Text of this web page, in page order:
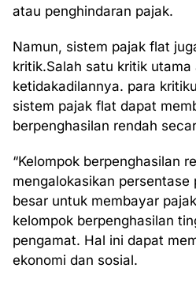
atau penghindaran pajak.
Namun, sistem pajak flat
kritik.Salah satu kritik utama
ketidakadilannya. para
sistem pajak flat dapat
berpenghasilan rendah
“Kelompok berpenghasilan
mengalokasikan
besar untuk membayar
kelompok berpenghasilan
pengamat. Hal ini dapat
ekonomi dan sosial.